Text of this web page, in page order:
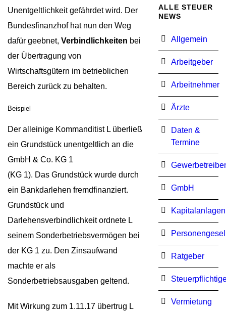
Unentgeltlichkeit gefährdet wird. Der
Bundesfinanzhof hat nun den Weg
dafür geebnet, Verbindlichkeiten bei
der Übertragung von
Wirtschaftsgütern im betrieblichen
Bereich zurück zu behalten.
Beispiel
Der alleinige Kommanditist L überließ
ein Grundstück unentgeltlich an die
GmbH & Co. KG 1
(KG 1). Das Grundstück wurde durch
ein Bankdarlehen fremdfinanziert.
Grundstück und
Darlehensverbindlichkeit ordnete L
seinem Sonderbetriebsvermögen bei
der KG 1 zu. Den Zinsaufwand
machte er als
Sonderbetriebsausgaben geltend.
Mit Wirkung zum 1.11.17 übertrug L
ALLE STEUER
NEWS
Allgemein
Arbeitgeber
Arbeitnehmer
Ärzte
Daten &
Termine
GmbH
Kapitalanlagen
Ratgeber
Vermietung